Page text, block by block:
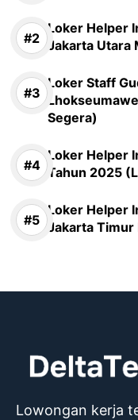
Loker Helper
Jakarta Utara
Loker Staff
Segera)
Loker Helper
Tahun 2025
Loker Helper
Jakarta
Lowongan kerja